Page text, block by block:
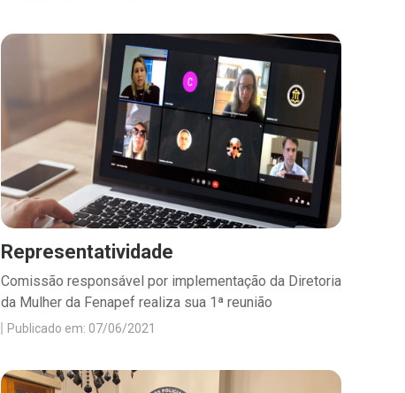
Representatividade
Comissão responsável por implementação da Diretoria
da Mulher da Fenapef realiza sua 1ª reunião
Publicado em: 07/06/2021